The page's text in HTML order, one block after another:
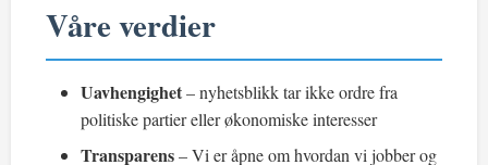
Våre verdier
Uavhengighet– nyhetsblikk tar ikke ordre fra
politiske partier eller økonomiske interesser
Transparens– Vi er åpne om hvordan vi jobber og